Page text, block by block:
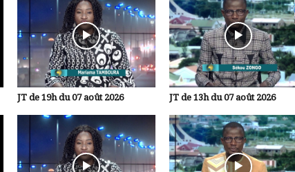
JT de 19h du 07 août 2026 JT de 13h du 07 août 2026